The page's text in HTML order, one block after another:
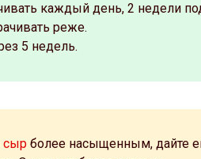
каждый день, 2 недели
реже.
5 недель.
сыр более насыщенным, дайте